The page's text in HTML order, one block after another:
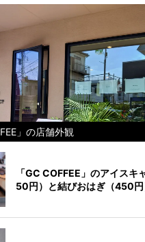
」の店舗外観
「GC COFFEE」のアイスキ
50円）と結びおはぎ（450円